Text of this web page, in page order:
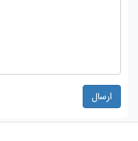
ارسال